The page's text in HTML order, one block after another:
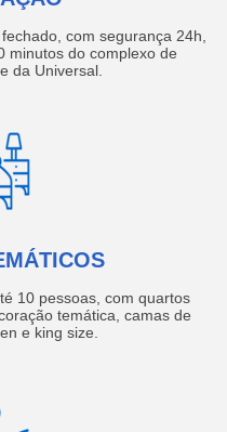
com segurança 24h,
minutos do complexo de
da Universal.
10 pessoas, com quartos
temática, camas de
e king size.